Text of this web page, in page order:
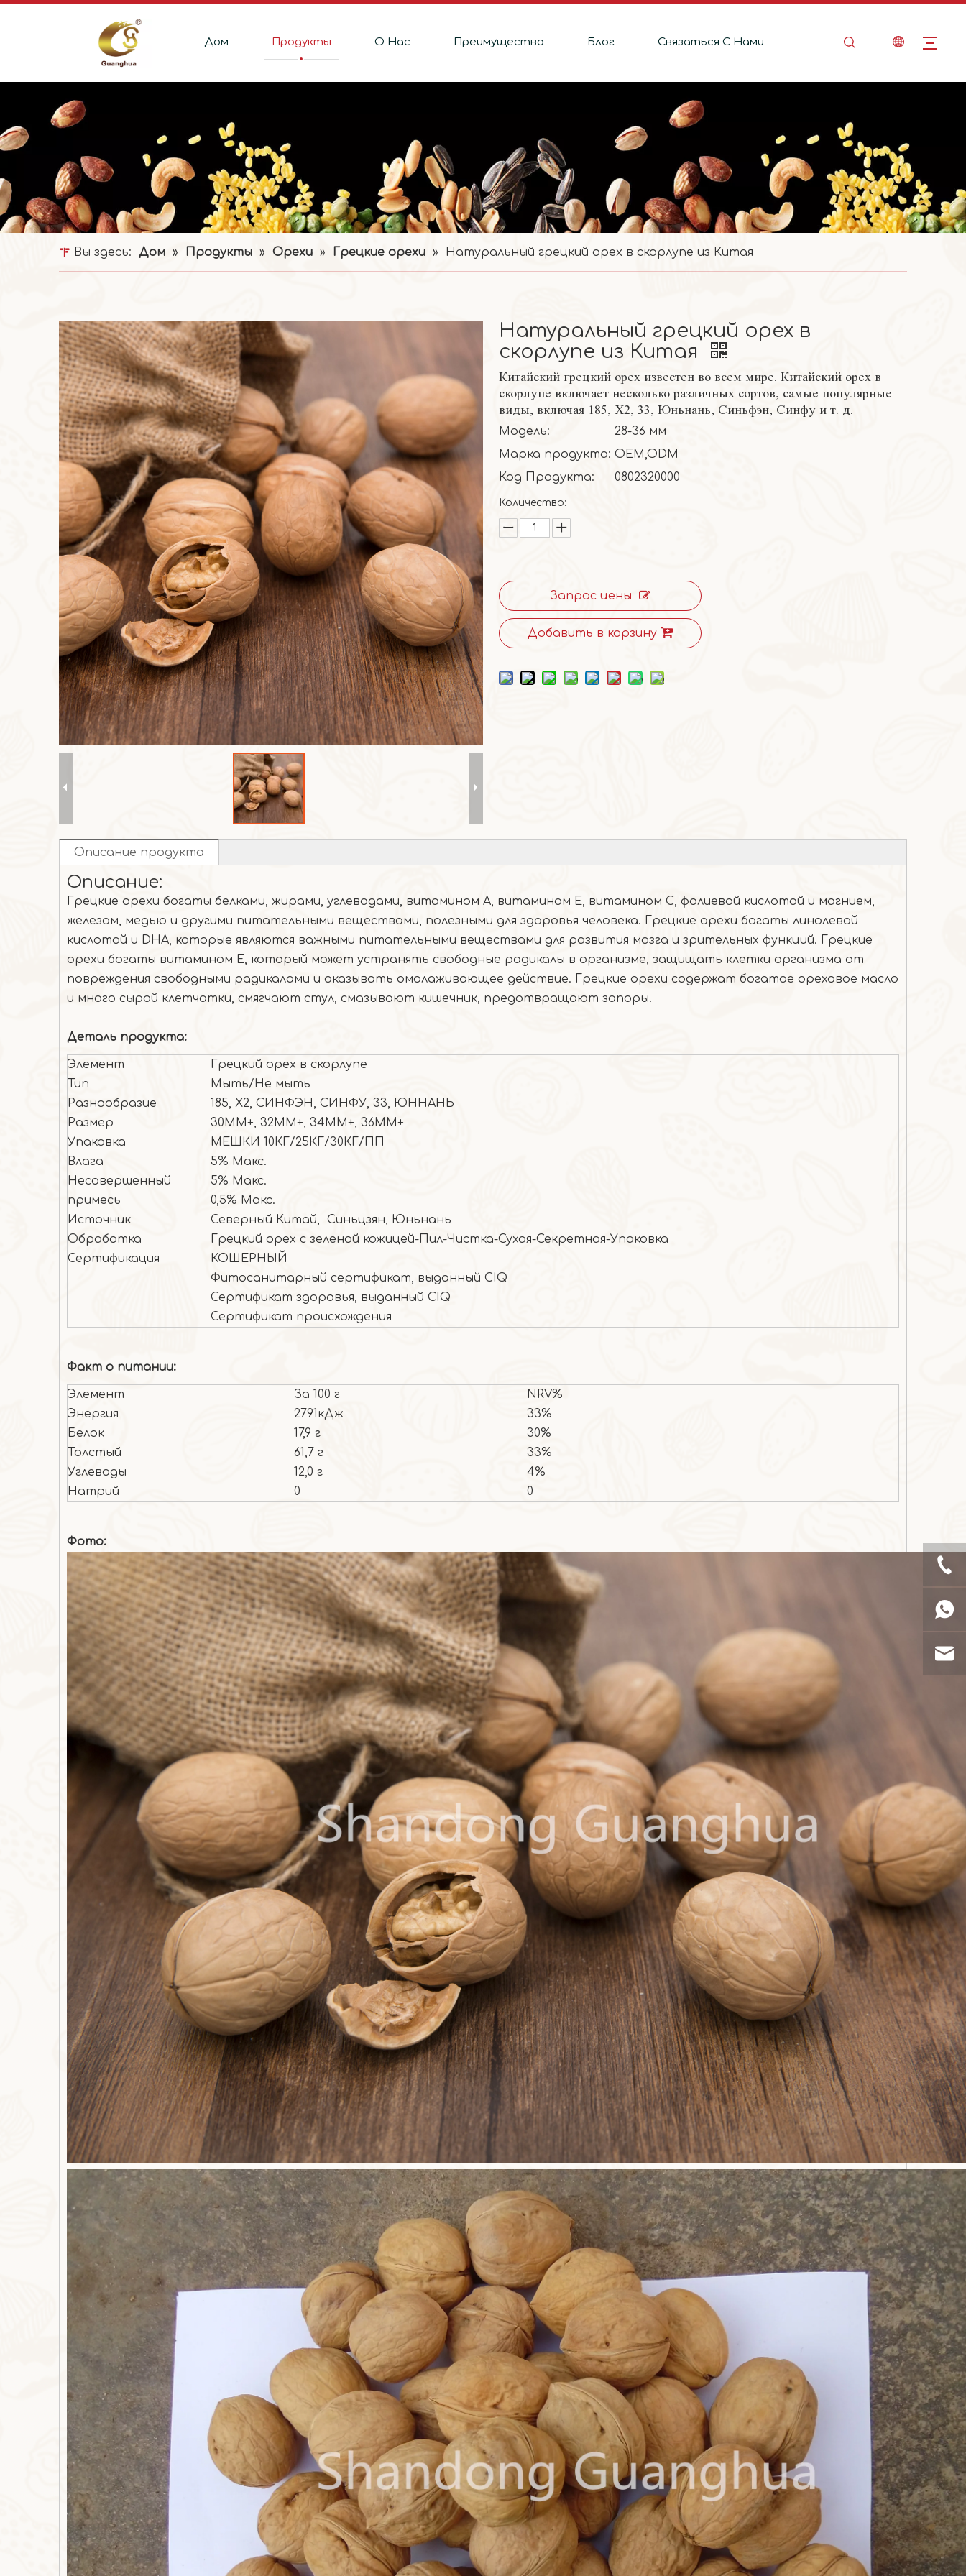
Дом Продукты О Hас Преимущество Блог Связаться C Hами
Вы здесь: Дом » Продукты » Орехи » Грецкие орехи » Натуральный грецкий орех в скорлупе из Китая
Натуральный грецкий орех в
скорлупе из Китая
Китайский грецкий орех известен во всем мире. Китайский орех в
скорлупе включает несколько различных сортов, самые популярные
виды, включая 185, X2, 33, Юньнань, Синьфэн, Синфу и т. д.
Модель:
28-36 мм
Марка продукта: OEM,ODM
Код Продукта:
0802320000
Количество:
Запрос цены
Добавить в корзину
Описание продукта
Описание:
Грецкие орехи богаты белками, жирами, углеводами, витамином А, витамином Е, витамином С, фолиевой кислотой и магнием,
железом, медью и другими питательными веществами, полезными для здоровья человека. Грецкие орехи богаты линолевой
кислотой и DHA, которые являются важными питательными веществами для развития мозга и зрительных функций. Грецкие
орехи богаты витамином Е, который может устранять свободные радикалы в организме, защищать клетки организма от
повреждения свободными радикалами и оказывать омолаживающее действие. Грецкие орехи содержат богатое ореховое масло
и много сырой клетчатки, смягчают стул, смазывают кишечник, предотвращают запоры.
Деталь продукта:
Элемент
Грецкий орех в скорлупе
Тип
Мыть/Не мыть
Разнообразие
185, X2, СИНФЭН, СИНФУ, 33, ЮННАНЬ
Размер
30ММ+, 32ММ+, 34ММ+, 36ММ+
Упаковка
МЕШКИ 10КГ/25КГ/30КГ/ПП
Влага
5% Макс.
Несовершенный
5% Макс.
примесь
0,5% Макс.
Источник
Северный Китай, Синьцзян, Юньнань
Обработка
Грецкий орех с зеленой кожицей-Пил-Чистка-Сухая-Секретная-Упаковка
Сертификация
КОШЕРНЫЙ
Фитосанитарный сертификат, выданный CIQ
Сертификат здоровья, выданный CIQ
Сертификат происхождения
Факт о питании:
Элемент За 100 г
NRV%
Энергия
2791кДж
33%
Белок
17,9 г
30%
Толстый
61,7 г
33%
Углеводы
12,0 г
4%
Натрий
0 0
Фото: